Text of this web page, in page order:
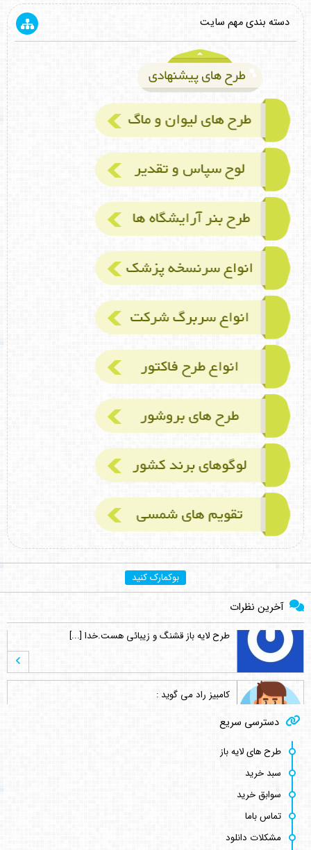
دسته بندی مهم سایت
بوکمارک کنید
آخرین نظرات
کامبیز راد می گوید :
کامبیز راددسترسی سریع
طرح های لایه باز
سبد خرید
سوابق خرید
تماس باما
مشکلات دانلود